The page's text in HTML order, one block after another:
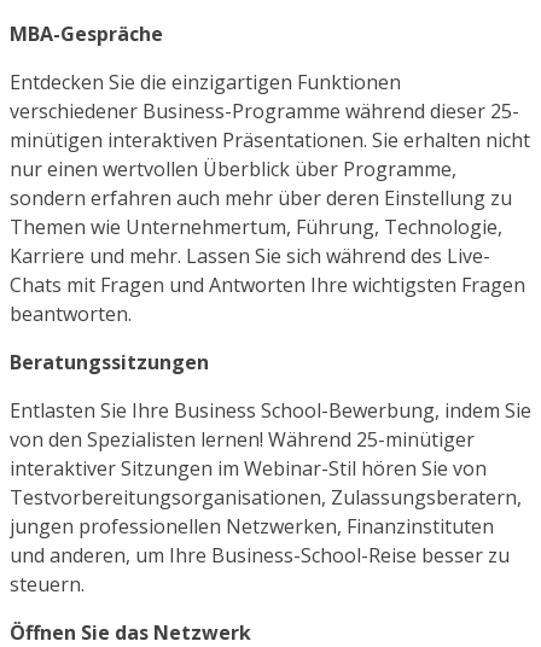
MBA-Gespräche
Entdecken Sie die einzigartigen Funktionen
verschiedener Business-Programme während dieser 25-
minütigen interaktiven Präsentationen. Sie erhalten nicht
nur einen wertvollen Überblick über Programme,
sondern erfahren auch mehr über deren Einstellung zu
Themen wie Unternehmertum, Führung, Technologie,
Karriere und mehr. Lassen Sie sich während des Live-
Chats mit Fragen und Antworten Ihre wichtigsten Fragen
beantworten.
Beratungssitzungen
Entlasten Sie Ihre Business School-Bewerbung, indem Sie
von den Spezialisten lernen! Während 25-minütiger
interaktiver Sitzungen im Webinar-Stil hören Sie von
Testvorbereitungsorganisationen, Zulassungsberatern,
jungen professionellen Netzwerken, Finanzinstituten
und anderen, um Ihre Business-School-Reise besser zu
steuern.
Öffnen Sie das Netzwerk